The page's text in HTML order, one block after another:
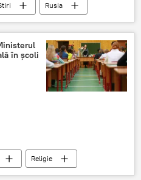
Rusia
în școli
Religie
Editoriale